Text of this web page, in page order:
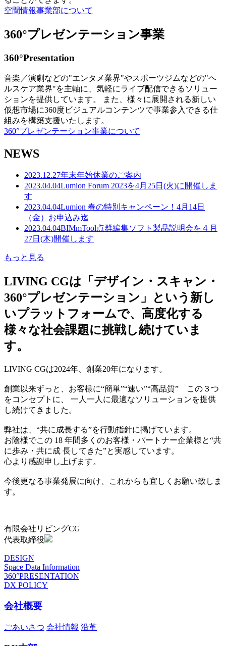
空間情報事業部について
360°プレゼンテーション事業
360°Presentation
音楽／演劇などの"エンタメ業界"やスポーツジムなどの"ヘ
ルスケア業界"を主軸に、気軽にライブ配信できるソリュー
ションを提供しています。 また、様々に展開される新しい
仮想市場に360度ビジュアルコンテンツで事業参入できる仕
組みを構築支援いたします。
360°プレゼンテーション事業について
NEWS
2023.12.27年末年始休業のご案内
2023.04.04Lumion Forum 2023を4月25日(火)に開催しま
す
2023.04.04Lumion 春の特別キャンペーン！4月14日
（金）お申込み迄
2023.04.04BIMmTool点群編集ソフト製品説明会を４月
27日(木)開催します
もっと見る
LIVING CGは「デザイン・スキャン・
360°プレゼンテーション」という新し
いプラットフォームで、高度化する
様々な社会課題に挑戦し続けていま
す。
LIVING CGは2024年、創業20年になります。
創業以来ずっと、お客様に“簡単”“速い”“高品質” この３つ
をコンセプトに、 一人一人に最適なソリューションを提供
し続けてきました。
弊社は、“共に成長する”を行動指針に掲げています。
お陰様でこの 18 年間多くのお客様・パートナー企業様と“共
に歩み・共に成 長してきた”と実感しています。
心より感謝申し上げます。
今後更なる事業発展に向け、これからも宜しくお願い致しま
す。
有限会社リビングCG
代表取締役
DESIGN
Space Data Information
360°PRESENTATION
DX POLICY
会社概要
ごあいさつ 会社情報 沿革